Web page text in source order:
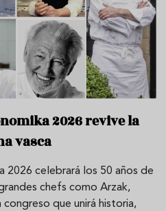
2026 revive la
vasca
2026 celebrará los 50 años de
chefs como Arzak,
que unirá historia,